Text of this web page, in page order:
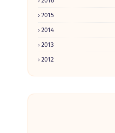
2015
2014
2013
2012